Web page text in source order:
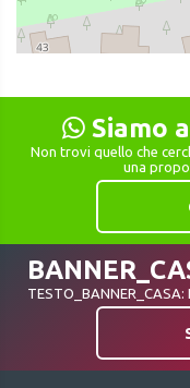
Siamo
Non trovi quello che
una
TESTO_BANNER_CASA: